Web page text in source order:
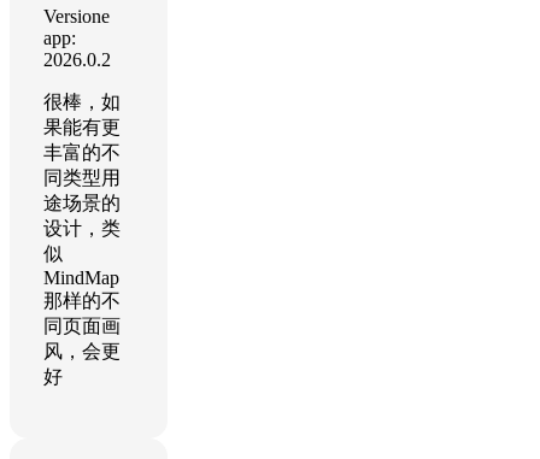
Versione
app:
2026.0.2
很棒，如
果能有更
丰富的不
同类型用
途场景的
设计，类
似
MindMap
那样的不
同页面画
风，会更
好